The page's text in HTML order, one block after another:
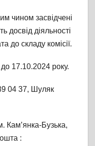
чином засвідчені
досвід діяльності
до складу комісії.
17.10.2024 року.
04 37, Шуляк
Кам’янка-Бузька,
: